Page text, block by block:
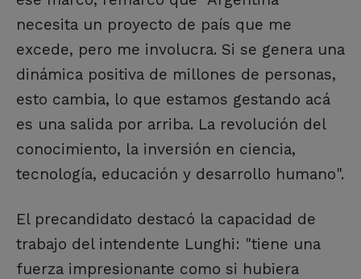
necesita un proyecto de país que me
excede, pero me involucra. Si se genera una
dinámica positiva de millones de personas,
esto cambia, lo que estamos gestando acá
es una salida por arriba. La revolución del
conocimiento, la inversión en ciencia,
tecnología, educación y desarrollo humano".
El precandidato destacó la capacidad de
trabajo del intendente Lunghi: "tiene una
fuerza impresionante como si hubiera